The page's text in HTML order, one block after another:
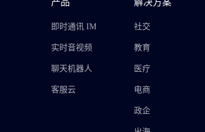
即时通讯 IM
实时音视频
聊天机器人
客服云
社交
教育
医疗
电商
政企